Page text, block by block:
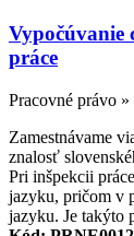
Vypočúvanie
práce
Pracovné právo »
Zamestnávame
znalosť
Pri inšpekcii
jazyku, pričom v
jazyku. Je takýto